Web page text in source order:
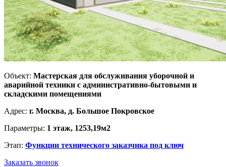
Объект: Мастерская для обслуживания уборочной и
аварийной техники с административно-бытовыми и
складскими помещениями
Адрес: г. Москва, д. Большое Покровское
Параметры: 1 этаж, 1253,19м2
Этап: Функции технического заказчика под ключ
Заказать звонок